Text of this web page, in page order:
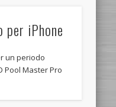
iPhone
un periodo
Pool Master Pro